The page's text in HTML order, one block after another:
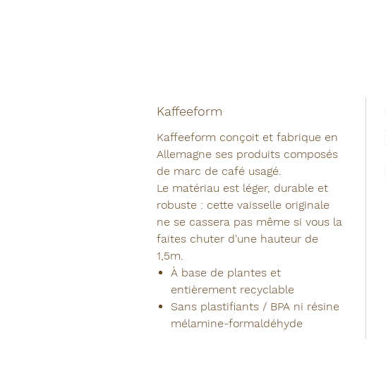
Kaffeeform
Kaffeeform conçoit et fabrique en
Allemagne ses produits composés
de marc de café usagé.
Le matériau est léger, durable et
robuste : cette vaisselle originale
ne se cassera pas même si vous la
faites chuter d'une hauteur de
1,5m.
À base de plantes et
entièrement recyclable
Sans plastifiants / BPA ni résine
mélamine-formaldéhyde